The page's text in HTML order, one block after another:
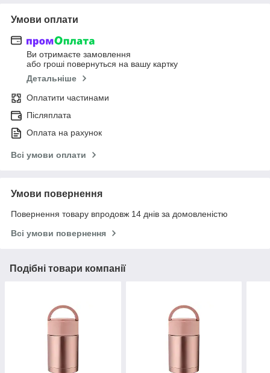
Умови оплати
Ви отримаєте замовлення
або гроші повернуться на вашу картку
Детальніше
Оплатити частинами
Післяплата
Оплата на рахунок
Всі умови оплати
Умови повернення
Повернення товару впродовж 14 днів за домовленістю
Всі умови повернення
Подібні товари компанії